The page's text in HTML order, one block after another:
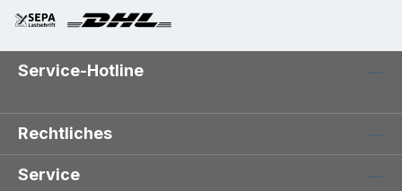
Service-Hotline
Rechtliches
Service